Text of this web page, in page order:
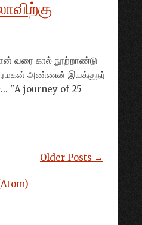
வரை கால் நூற்றாண்டு
அண்ணன் இயக்குநர்
"A journey of 25
Older Posts →